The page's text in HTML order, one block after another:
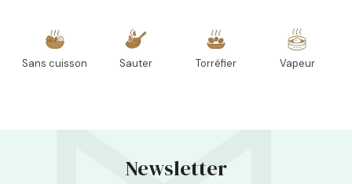
Sans cuisson Sauter Torréfier Vapeur
Newsletter